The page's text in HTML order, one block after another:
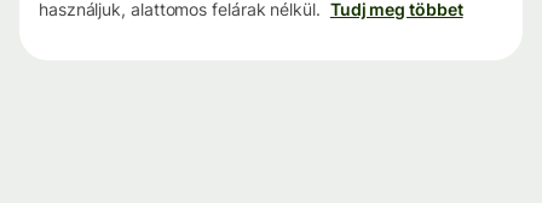
használjuk, alattomos felárak nélkül. Tudj meg többet